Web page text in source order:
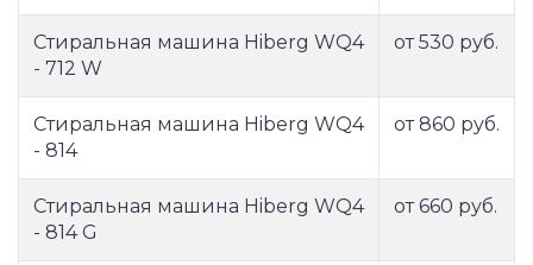
Стиральная машина Hiberg WQ4
- 712 W
от 530 руб.
Стиральная машина Hiberg WQ4
- 814
от 860 руб.
Стиральная машина Hiberg WQ4
- 814 G
от 660 руб.